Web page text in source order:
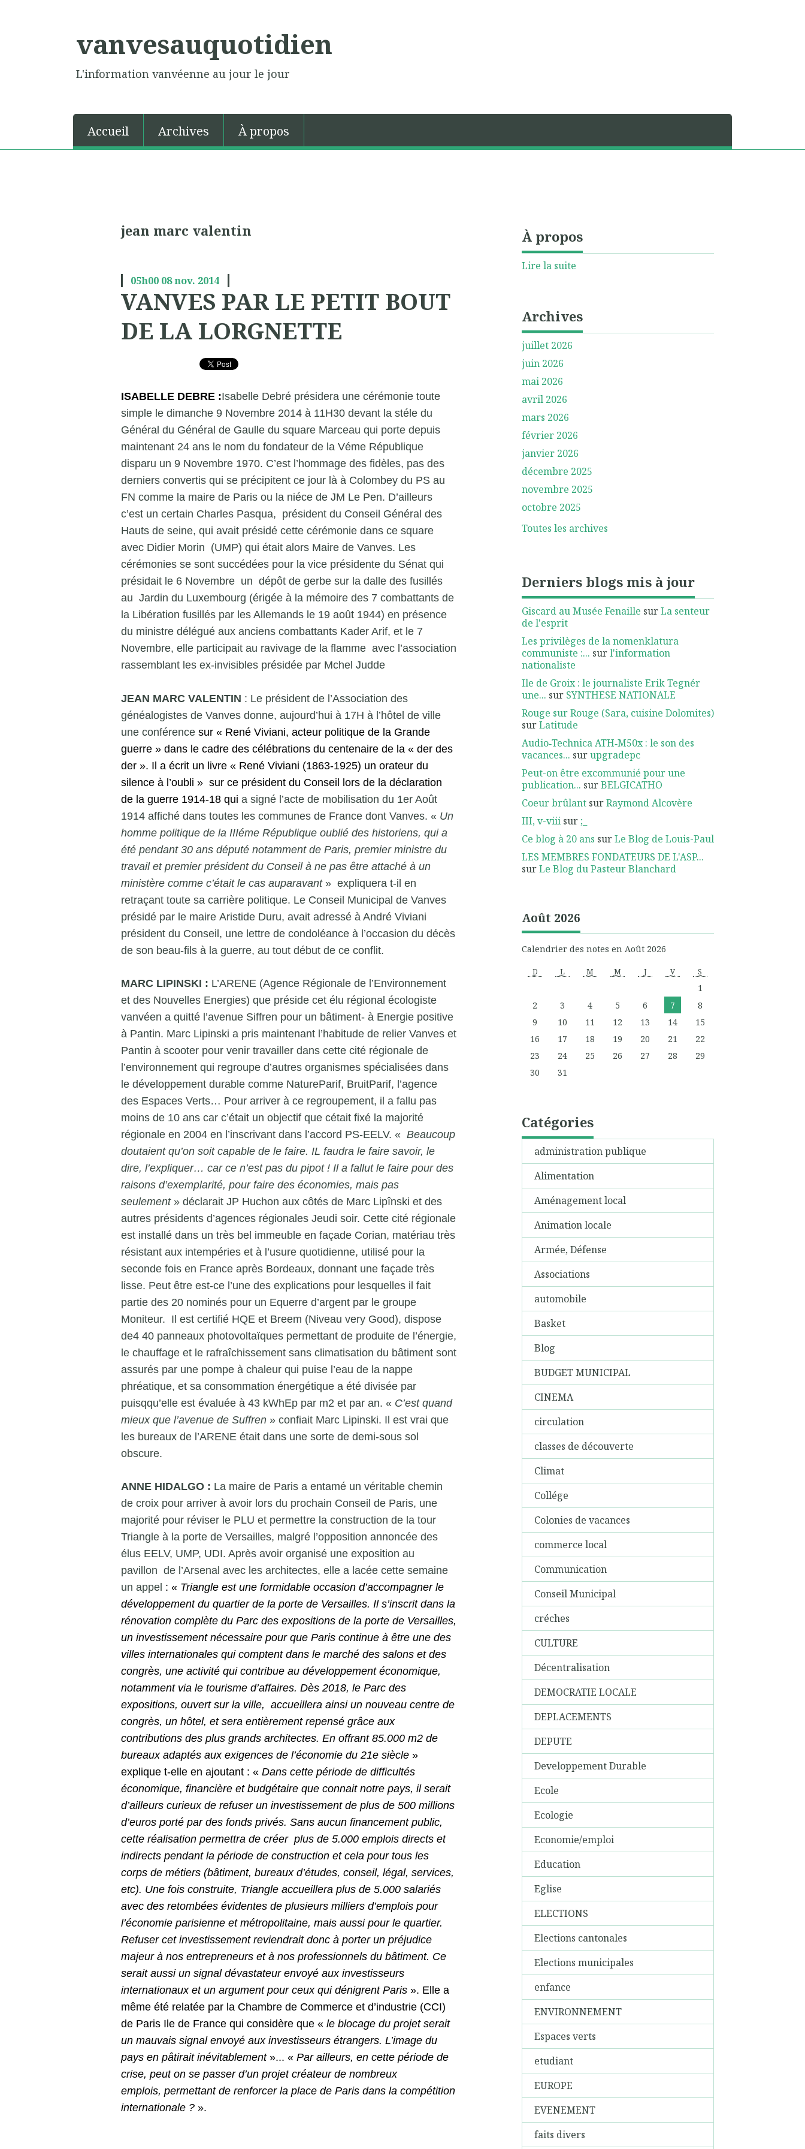
vanvesauquotidien
L'information vanvéenne au jour le jour
Accueil Archives À propos
jean marc valentin
05h00 08nov. 2014
VANVES PAR LE PETIT BOUT
DE LA LORGNETTE
ISABELLE DEBRE :Isabelle Debré présidera une cérémonie toute
simple le dimanche 9 Novembre 2014 à 11H30 devant la stéle du
Général du Général de Gaulle du square Marceau qui porte depuis
maintenant 24 ans le nom du fondateur de la Véme République
disparu un 9 Novembre 1970. C’est l’hommage des fidèles, pas des
derniers convertis qui se précipitent ce jour là à Colombey du PS au
FN comme la maire de Paris ou la niéce de JM Le Pen. D’ailleurs
c’est un certain Charles Pasqua, président du Conseil Général des
Hauts de seine, qui avait présidé cette cérémonie dans ce square
avec Didier Morin (UMP) qui était alors Maire de Vanves. Les
cérémonies se sont succédées pour la vice présidente du Sénat qui
présidait le 6 Novembre un dépôt de gerbe sur la dalle des fusillés
au Jardin du Luxembourg (érigée à la mémoire des 7 combattants de
la Libération fusillés par les Allemands le 19 août 1944) en présence
du ministre délégué aux anciens combattants Kader Arif, et le 7
Novembre, elle participait au ravivage de la flamme avec l’association
rassemblant les ex-invisibles présidée par Mchel Judde
JEAN MARC VALENTIN : Le président de l’Association des
généalogistes de Vanves donne, aujourd’hui à 17H à l’hôtel de ville
une conférence sur « René Viviani, acteur politique de la Grande
guerre » dans le cadre des célébrations du centenaire de la « der des
der ». Il a écrit un livre « René Viviani (1863-1925) un orateur du
silence à l’oubli » sur ce président du Conseil lors de la déclaration
de la guerre 1914-18 qui a signé l’acte de mobilisation du 1er Août
1914 affiché dans toutes les communes de France dont Vanves. « Un
homme politique de la IIIéme République oublié des historiens, qui a
été pendant 30 ans député notamment de Paris, premier ministre du
travail et premier président du Conseil à ne pas être attaché à un
ministère comme c’était le cas auparavant» expliquera t-il en
retraçant toute sa carrière politique. Le Conseil Municipal de Vanves
présidé par le maire Aristide Duru, avait adressé à André Viviani
président du Conseil, une lettre de condoléance à l’occasion du décès
de son beau-fils à la guerre, au tout début de ce conflit.
MARC LIPINSKI : L’ARENE (Agence Régionale de l’Environnement
et des Nouvelles Energies) que préside cet élu régional écologiste
vanvéen a quitté l’avenue Siffren pour un bâtiment- à Energie positive
à Pantin. Marc Lipinski a pris maintenant l’habitude de relier Vanves et
Pantin à scooter pour venir travailler dans cette cité régionale de
l’environnement qui regroupe d’autres organismes spécialisées dans
le développement durable comme NatureParif, BruitParif, l’agence
des Espaces Verts… Pour arriver à ce regroupement, il a fallu pas
moins de 10 ans car c’était un objectif que cétait fixé la majorité
régionale en 2004 en l’inscrivant dans l’accord PS-EELV. « Beaucoup
doutaient qu’on soit capable de le faire. IL faudra le faire savoir, le
dire, l’expliquer… car ce n’est pas du pipot ! Il a fallut le faire pour des
raisons d’exemplarité, pour faire des économies, mais pas
seulement» déclarait JP Huchon aux côtés de Marc Lipînski et des
autres présidents d’agences régionales Jeudi soir. Cette cité régionale
est installé dans un très bel immeuble en façade Corian, matériau très
résistant aux intempéries et à l’usure quotidienne, utilisé pour la
seconde fois en France après Bordeaux, donnant une façade très
lisse. Peut être est-ce l’une des explications pour lesquelles il fait
partie des 20 nominés pour un Equerre d’argent par le groupe
Moniteur. Il est certifié HQE et Breem (Niveau very Good), dispose
de4 40 panneaux photovoltaïques permettant de produite de l’énergie,
le chauffage et le rafraîchissement sans climatisation du bâtiment sont
assurés par une pompe à chaleur qui puise l’eau de la nappe
phréatique, et sa consommation énergétique a été divisée par
puisqqu’elle est évaluée à 43 kWhEp par m2 et par an. « C’est quand
mieux que l’avenue de Suffren » confiait Marc Lipinski. Il est vrai que
les bureaux de l’ARENE était dans une sorte de demi-sous sol
obscure.
ANNE HIDALGO : La maire de Paris a entamé un véritable chemin
de croix pour arriver à avoir lors du prochain Conseil de Paris, une
majorité pour réviser le PLU et permettre la construction de la tour
Triangle à la porte de Versailles, malgré l’opposition annoncée des
élus EELV, UMP, UDI. Après avoir organisé une exposition au
pavillon de l’Arsenal avec les architectes, elle a lacée cette semaine
un appel : « Triangle est une formidable occasion d’accompagner le
développement du quartier de la porte de Versailles. Il s’inscrit dans la
rénovation complète du Parc des expositions de la porte de Versailles,
un investissement nécessaire pour que Paris continue à être une des
villes internationales qui comptent dans le marché des salons et des
congrès, une activité qui contribue au développement économique,
notamment via le tourisme d’affaires. Dès 2018, le Parc des
expositions, ouvert sur la ville, accueillera ainsi un nouveau centre de
congrès, un hôtel, et sera entièrement repensé grâce aux
contributions des plus grands architectes. En offrant 85.000 m2 de
bureaux adaptés aux exigences de l’économie du 21e siècle »
explique t-elle en ajoutant : « Dans cette période de difficultés
économique, financière et budgétaire que connait notre pays, il serait
d’ailleurs curieux de refuser un investissement de plus de 500 millions
d’euros porté par des fonds privés. Sans aucun financement public,
cette réalisation permettra de créer plus de 5.000 emplois directs et
indirects pendant la période de construction et cela pour tous les
corps de métiers (bâtiment, bureaux d’études, conseil, légal, services,
etc). Une fois construite, Triangle accueillera plus de 5.000 salariés
avec des retombées évidentes de plusieurs milliers d’emplois pour
l’économie parisienne et métropolitaine, mais aussi pour le quartier.
Refuser cet investissement reviendrait donc à porter un préjudice
majeur à nos entrepreneurs et à nos professionnels du bâtiment. Ce
serait aussi un signal dévastateur envoyé aux investisseurs
internationaux et un argument pour ceux qui dénigrent Paris ». Elle a
même été relatée par la Chambre de Commerce et d’industrie (CCI)
de Paris Ile de France qui considère que « le blocage du projet serait
un mauvais signal envoyé aux investisseurs étrangers. L’image du
pays en pâtirait inévitablement »... « Par ailleurs, en cette période de
crise, peut on se passer d’un projet créateur de nombreux
emplois, permettant de renforcer la place de Paris dans la compétition
internationale ? ».
À propos
Lire la suite
Archives
juillet 2026
juin 2026
mai 2026
avril 2026
mars 2026
février 2026
janvier 2026
décembre 2025
novembre 2025
octobre 2025
Toutes les archives
Derniers blogs mis à jour
Giscard au Musée Fenaille surLa senteur
de l'esprit
Les privilèges de la nomenklatura
communiste :... surl'information
nationaliste
Ile de Groix : le journaliste Erik Tegnér
une... sur SYNTHESE NATIONALE
Rouge sur Rouge (Sara, cuisine Dolomites)
surLatitude
Audio‑Technica ATH‑M50x : le son des
vacances... surupgradepc
Peut-on être excommunié pour une
publication... surBELGICATHO
Coeur brûlantsurRaymond Alcovère
III, v-viiisur ;_
Ce blog à 20 ans surLe Blog de Louis-Paul
LES MEMBRES FONDATEURS DE L'ASP...
surLe Blog du Pasteur Blanchard
Août 2026
Calendrier des notes en Août 2026
D L M M J V S
1
2
3 4 5 6 7
8
9
10 11 12 13 14
15
16
17 18 19 20 21
22
23
24 25 26 27 28
29
30
31
Catégories
administration publique
Alimentation
Aménagement local
Animation locale
Armée, Défense
Associations
automobile
Basket
Blog
BUDGET MUNICIPAL
CINEMA
circulation
classes de découverte
Climat
Collége
Colonies de vacances
commerce local
Communication
Conseil Municipal
créches
CULTURE
Décentralisation
DEMOCRATIE LOCALE
DEPLACEMENTS
DEPUTE
Developpement Durable
Ecole
Ecologie
Economie/emploi
Education
Eglise
ELECTIONS
Elections cantonales
Elections municipales
enfance
ENVIRONNEMENT
Espaces verts
etudiant
EUROPE
EVENEMENT
faits divers